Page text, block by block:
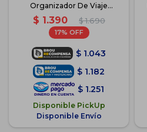
Organizador De Viaje
Animales - Dino
$ 1.390 $ 1.690
17
$ 1.043
$ 1.182
$ 1.251
Disponible PickUp
Disponible Envío